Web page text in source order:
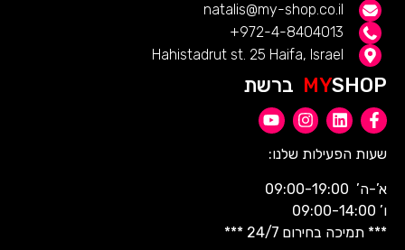
natalis@my-shop.co.il
972-4-8404013+
Hahistadrut st. 25 Haifa, Israel
MYSHOP ברשת
שעות הפעילות שלנו:
א’-ה’ 09:00-19:00
ו’ 09:00-14:00
*** תמיכה בחירום 24/7 ***